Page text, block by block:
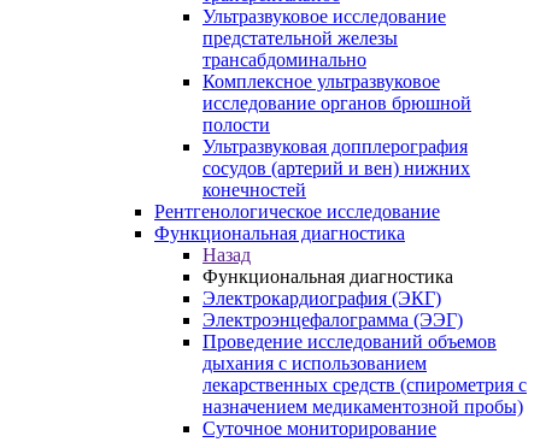
Ультразвуковое исследование
предстательной железы
трансабдоминально
Комплексное ультразвуковое
исследование органов брюшной
полости
Ультразвуковая допплерография
сосудов (артерий и вен) нижних
конечностей
Рентгенологическое исследование
Функциональная диагностика
Назад
Функциональная диагностика
Электрокардиография (ЭКГ)
Электроэнцефалограмма (ЭЭГ)
Проведение исследований объемов
дыхания с использованием
лекарственных средств (спирометрия с
назначением медикаментозной пробы)
Суточное мониторирование